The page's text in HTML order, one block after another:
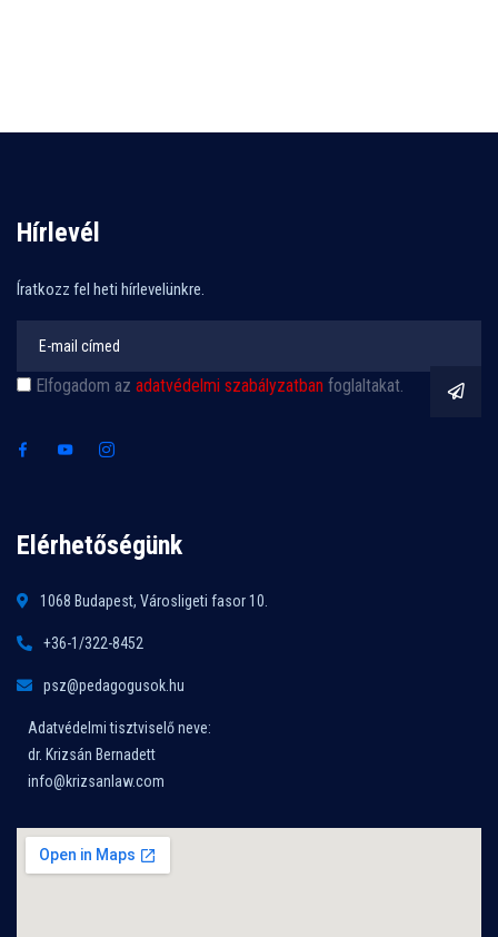
Hírlevél
Íratkozz fel heti hírlevelünkre.
Elfogadom az adatvédelmi szabályzatban foglaltakat.
Elérhetőségünk
1068 Budapest, Városligeti fasor 10.
+36-1/322-8452
psz@pedagogusok.hu
Adatvédelmi tisztviselő neve:
dr. Krizsán Bernadett
info@krizsanlaw.com